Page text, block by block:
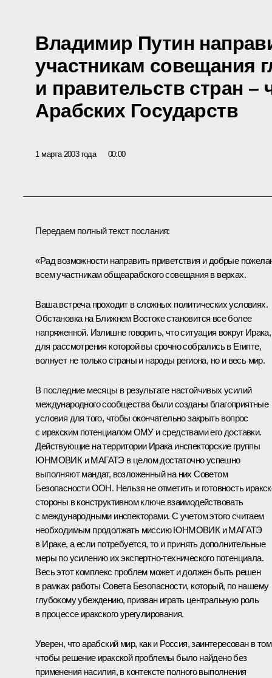
Владимир Путин
участникам совещания
и правительств стран –
Арабских Государств
1 марта 2003 года 00:00
Передаем полный текст послания:
«Рад возможности направить приветствия и добрые
всем участникам общеарабского совещания в верхах.
Ваша встреча проходит в сложных политических условиях.
Обстановка на Ближнем Востоке становится все более
напряженной. Излишне говорить, что ситуация вокруг Ирака,
для рассмотрения которой вы срочно собрались в Египте,
волнует не только страны и народы региона, но и весь мир.
В последние месяцы в результате настойчивых усилий
международного сообщества были созданы благоприятные
условия для того, чтобы окончательно закрыть вопрос
с иракским потенциалом ОМУ и средствами его доставки.
Действующие на территории Ирака инспекторские группы
ЮНМОВИК и МАГАТЭ в целом достаточно успешно
выполняют мандат, возложенный на них Советом
Безопасности ООН. Нельзя не отметить и готовность
стороны в конструктивном ключе взаимодействовать
с международными инспекторами. С учетом этого считаем
необходимым продолжать миссию ЮНМОВИК и МАГАТЭ
в Ираке, а если потребуется, то и принять дополнительные
меры по усилению их экспертно-технического потенциала.
Весь этот комплекс проблем может и должен быть решен
в рамках работы Совета Безопасности, который, по нашему
глубокому убеждению, призван играть центральную роль
в процессе иракского урегулирования.
Уверен, что арабский мир, как и Россия, заинтересован в
чтобы решение иракской проблемы было найдено без
применения насилия, в контексте полного выполнения